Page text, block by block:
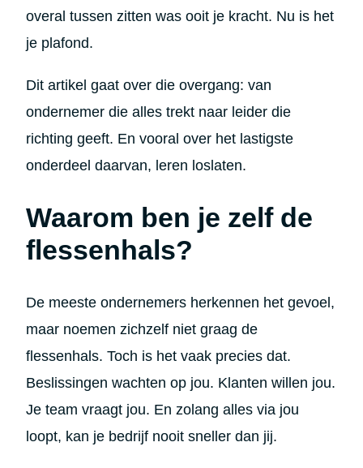
overal tussen zitten was ooit je kracht. Nu is het
je plafond.
Dit artikel gaat over die overgang: van
ondernemer die alles trekt naar leider die
richting geeft. En vooral over het lastigste
onderdeel daarvan, leren loslaten.
Waarom ben je zelf de
flessenhals?
De meeste ondernemers herkennen het gevoel,
maar noemen zichzelf niet graag de
flessenhals. Toch is het vaak precies dat.
Beslissingen wachten op jou. Klanten willen jou.
Je team vraagt jou. En zolang alles via jou
loopt, kan je bedrijf nooit sneller dan jij.